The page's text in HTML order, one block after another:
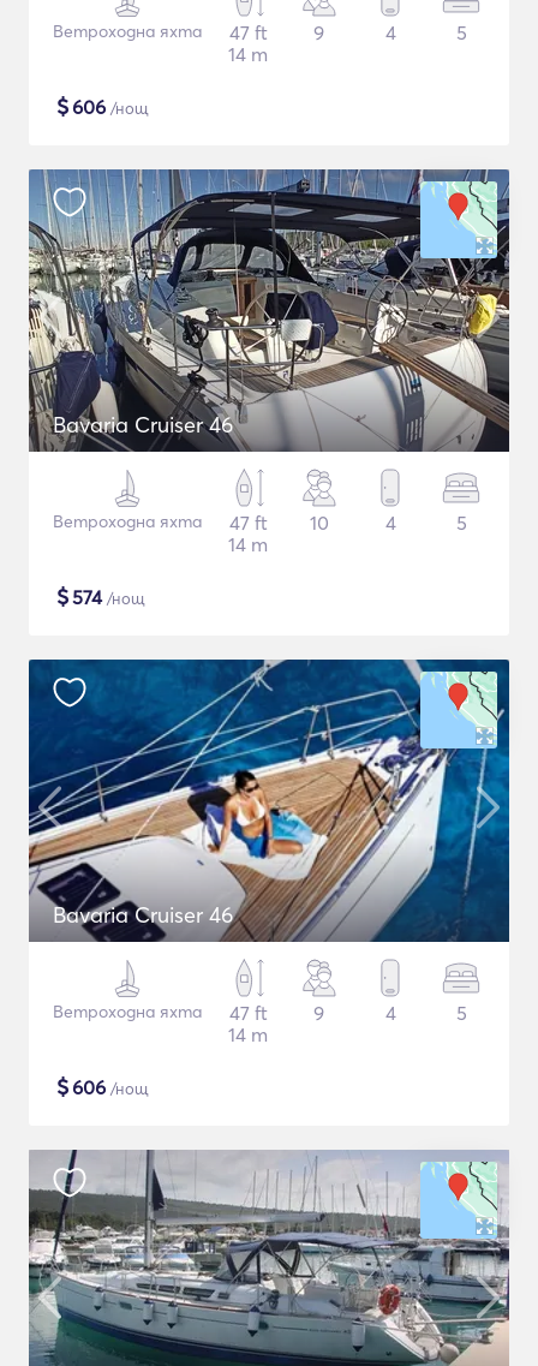
Ветроходна яхта
47 ft
14 m
9 4 5
$606 /нощ
Bavaria Cruiser 46
Ветроходна яхта
47 ft
14 m
10 4 5
$574/нощ
Bavaria Cruiser 46
Ветроходна яхта
47 ft
14 m
9 4 5
$606 /нощ